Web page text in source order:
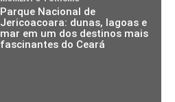
Parque Nacional de
Jericoacoara: dunas, lagoas e
mar em um dos destinos mais
fascinantes do Ceará